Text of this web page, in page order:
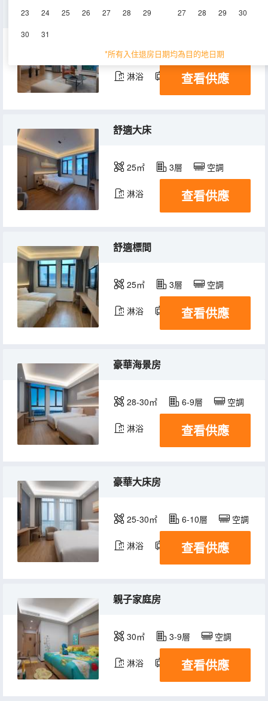
23 24 25 26 27 28 29
30 31
27 28 29 30
*所有入住退房日期均為目的地日期
海景套房
60㎡ 6-9層 空調
淋浴 電視機 冰箱
查看供應
舒適大床
25㎡ 3層 空調
淋浴 查看供應
舒適標間
25㎡ 3層 空調
淋浴 電視機
查看供應
豪華海景房
28-30㎡ 6-9層 空調
淋浴 查看供應
豪華大床房
25-30㎡ 6-10層 空調
淋浴 電視機 冰箱
查看供應
親子家庭房
30㎡ 3-9層 空調
淋浴 電視機 冰箱
查看供應